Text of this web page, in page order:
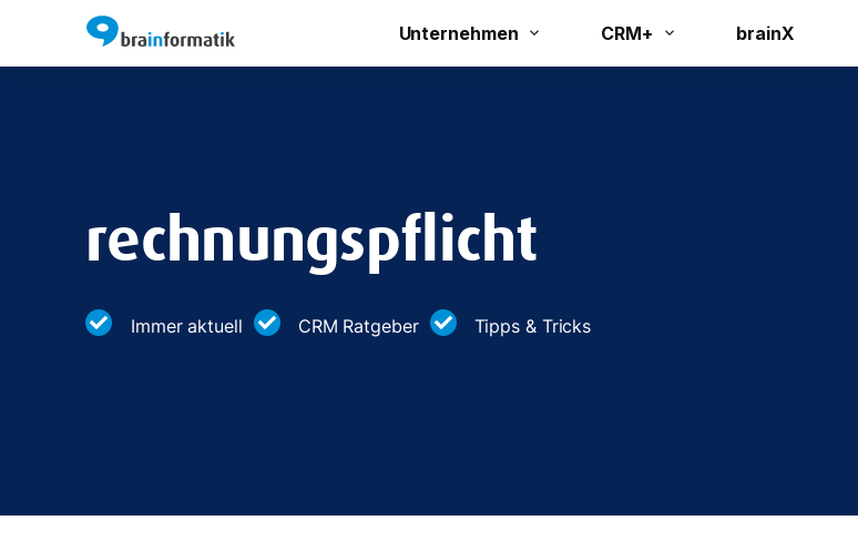
Unternehmen CRM+ brainX
rechnungspflicht
Immer aktuell CRM Ratgeber Tipps & Tricks